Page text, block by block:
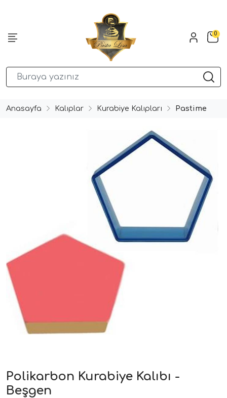
0
Anasayfa Kalıplar Kurabiye Kalıpları Pastime
Polikarbon Kurabiye Kalıbı -
Beşgen